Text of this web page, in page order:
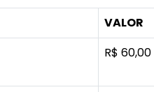
VALOR
R$ 60,00